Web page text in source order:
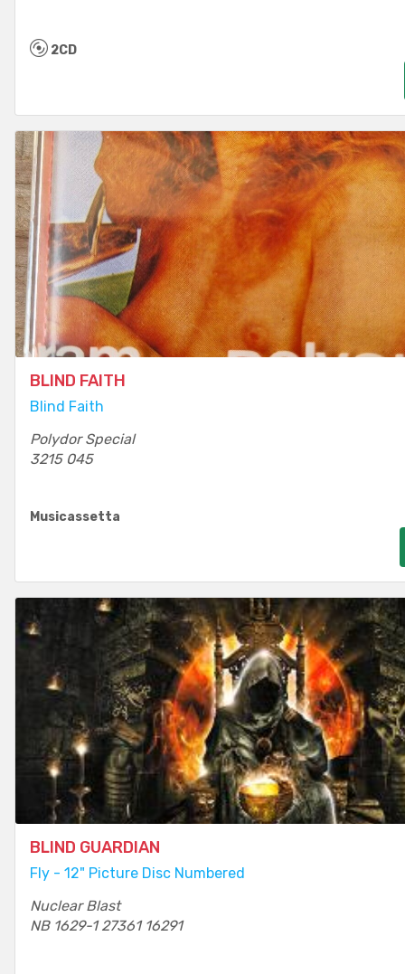
2CD
BLIND FAITH
Blind Faith
Polydor Special
3215 045
Musicassetta
BLIND GUARDIAN
Fly - 12" Picture Disc Numbered
Nuclear Blast
NB 1629-1 27361 16291